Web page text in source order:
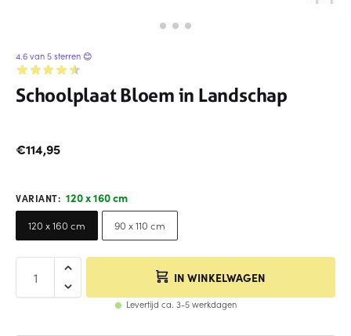
4.6 van 5 sterren 😊
Schoolplaat Bloem in Landschap
€114,95
VARIANT: 120 x 160 cm
120 x 160 cm 90 x 110 cm
IN WINKELWAGEN
Levertijd ca. 3-5 werkdagen